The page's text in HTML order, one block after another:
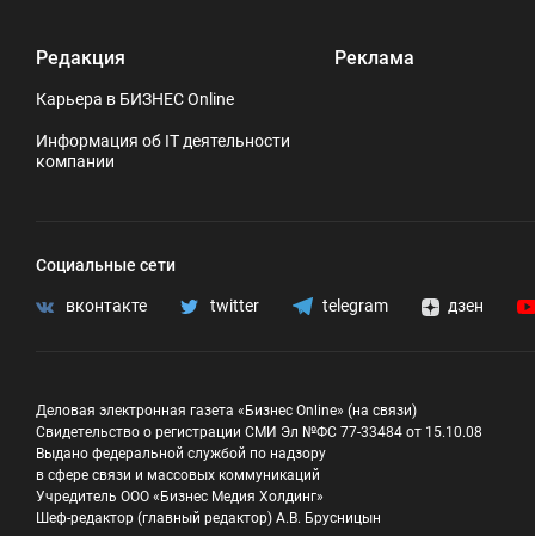
Редакция
Карьера в БИЗНЕС Online
Информация об IT деятельности
компании
Реклама
Социальные сети
вконтакте twitter telegram дзен
Деловая электронная газета «Бизнес Online» (на связи)
Свидетельство о регистрации СМИ Эл №ФС 77-33484 от 15.10.08
Выдано федеральной службой по надзору
в сфере связи и массовых коммуникаций
Учредитель ООО «Бизнес Медия Холдинг»
Шеф-редактор (главный редактор) А.В. Брусницын